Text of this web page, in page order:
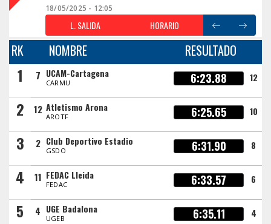
18/05/2025 - 12:05
L. SALIDA HORARIO
RK NOMBRE RESULTADO
1 7 UCAM-Cartagena
CARMU 6:23.88 12
2 12 Atletismo Arona
AROTF 6:25.65 10
3 2 Club Deportivo Estadio
GSDO 6:31.90 8
4 11 FEDAC Lleida
FEDAC 6:33.57 6
5 4 UGE Badalona
UGEB 6:35.11 4